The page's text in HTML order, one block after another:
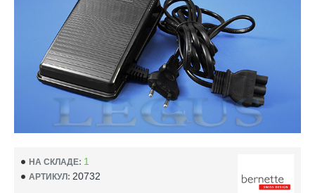
НА СКЛАДЕ: 1
АРТИКУЛ: 20732